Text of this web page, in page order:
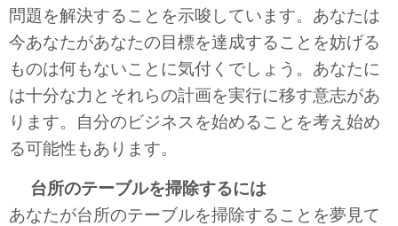
問題を解決することを示唆しています。あなたは
今あなたがあなたの目標を達成することを妨げる
ものは何もないことに気付くでしょう。あなたに
は十分な力とそれらの計画を実行に移す意志があ
ります。自分のビジネスを始めることを考え始め
る可能性もあります。
台所のテーブルを掃除するには
あなたが台所のテーブルを掃除することを夢見て